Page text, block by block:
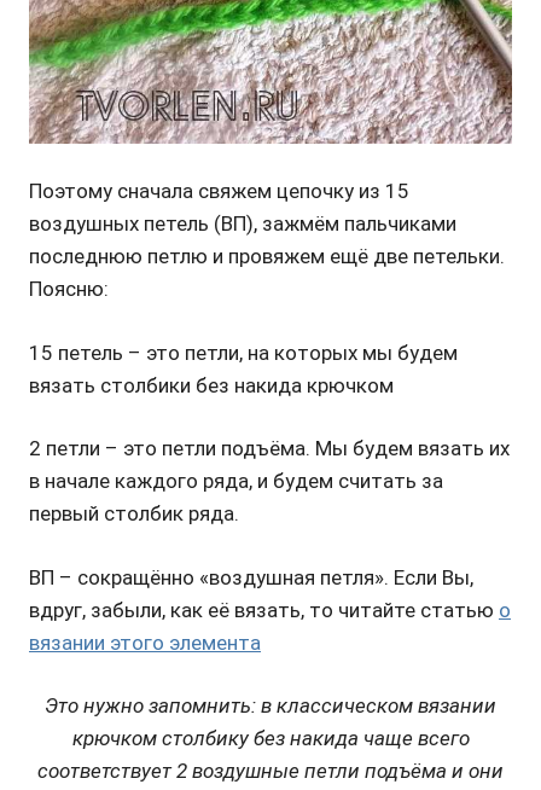
Поэтому сначала свяжем цепочку из 15
воздушных петель (ВП), зажмём пальчиками
последнюю петлю и провяжем ещё две петельки.
Поясню:
15 петель – это петли, на которых мы будем
вязать столбики без накида крючком
2 петли – это петли подъёма. Мы будем вязать их
в начале каждого ряда, и будем считать за
первый столбик ряда.
ВП – сокращённо «воздушная петля». Если Вы,
вдруг, забыли, как её вязать, то читайте статью о
вязании этого элемента
Это нужно запомнить: в классическом вязании
крючком столбику без накида чаще всего
соответствует 2 воздушные петли подъёма и они